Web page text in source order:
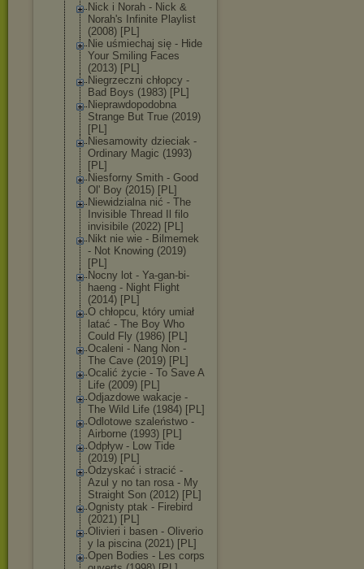
Nick i Norah - Nick &
Norah's Infinite Playlist
(2008) [PL]
Nie uśmiechaj się - Hide
Your Smiling Faces
(2013) [PL]
Niegrzeczni chłopcy -
Bad Boys (1983) [PL]
Nieprawdopodobna
Strange But True (2019)
[PL]
Niesamowity dzieciak -
Ordinary Magic (1993)
[PL]
Niesforny Smith - Good
Ol' Boy (2015) [PL]
Niewidzialna nić - The
Invisible Thread Il filo
invisibile (2022) [PL]
Nikt nie wie - Bilmemek
- Not Knowing (2019)
[PL]
Nocny lot - Ya-gan-bi-
haeng - Night Flight
(2014) [PL]
O chłopcu, który umiał
latać - The Boy Who
Could Fly (1986) [PL]
Ocaleni - Nang Non -
The Cave (2019) [PL]
Ocalić życie - To Save A
Life (2009) [PL]
Odjazdowe wakacje -
The Wild Life (1984) [PL]
Odlotowe szaleństwo -
Airborne (1993) [PL]
Odpływ - Low Tide
(2019) [PL]
Odzyskać i stracić -
Azul y no tan rosa - My
Straight Son (2012) [PL]
Ognisty ptak - Firebird
(2021) [PL]
Olivieri i basen - Oliverio
y la piscina (2021) [PL]
Open Bodies - Les corps